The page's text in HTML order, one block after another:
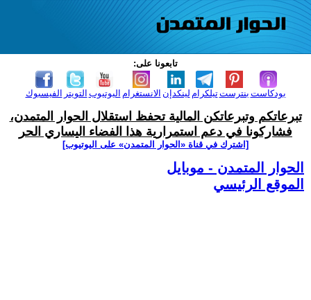
تابعونا على:
الفيسبوك التويتر اليوتيوب الانستغرام لينكدإن تيلكرامبنترست بودكاست
تبرعاتكم وتبرعاتكن المالية تحفظ استقلال الحوار المتمدن،
فشاركونا في دعم استمرارية هذا الفضاء اليساري الحر
[اشترك في قناة ‫«الحوار المتمدن» على اليوتيوب]
الحوار المتمدن - موبايل
الموقع الرئيسي